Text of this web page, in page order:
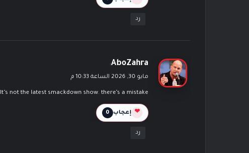
رد
ي
ل
AboZahra
:
مايو 30, 2026 الساعة 10:33 م
It’s not the latest smackdown show. there’s a mistake
❤ إعجاب 0
رد